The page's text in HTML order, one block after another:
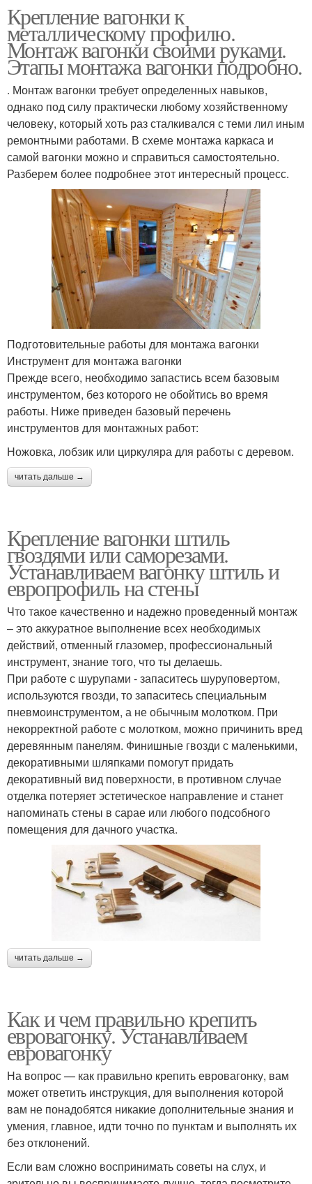
Крепление вагонки к
металлическому профилю.
Монтаж вагонки своими руками.
Этапы монтажа вагонки подробно.
. Монтаж вагонки требует определенных навыков,
однако под силу практически любому хозяйственному
человеку, который хоть раз сталкивался с теми лил иным
ремонтными работами. В схеме монтажа каркаса и
самой вагонки можно и справиться самостоятельно.
Разберем более подробнее этот интересный процесс.
Подготовительные работы для монтажа вагонки
Инструмент для монтажа вагонки
Прежде всего, необходимо запастись всем базовым
инструментом, без которого не обойтись во время
работы. Ниже приведен базовый перечень
инструментов для монтажных работ:
Ножовка, лобзик или циркуляра для работы с деревом.
читать дальше →
Крепление вагонки штиль
гвоздями или саморезами.
Устанавливаем вагонку штиль и
европрофиль на стены
Что такое качественно и надежно проведенный монтаж
– это аккуратное выполнение всех необходимых
действий, отменный глазомер, профессиональный
инструмент, знание того, что ты делаешь.
При работе с шурупами - запаситесь шуруповертом,
используются гвозди, то запаситесь специальным
пневмоинструментом, а не обычным молотком. При
некорректной работе с молотком, можно причинить вред
деревянным панелям. Финишные гвозди с маленькими,
декоративными шляпками помогут придать
декоративный вид поверхности, в противном случае
отделка потеряет эстетическое направление и станет
напоминать стены в сарае или любого подсобного
помещения для дачного участка.
читать дальше →
Как и чем правильно крепить
евровагонку. Устанавливаем
евровагонку
На вопрос — как правильно крепить евровагонку, вам
может ответить инструкция, для выполнения которой
вам не понадобятся никакие дополнительные знания и
умения, главное, идти точно по пунктам и выполнять их
без отклонений.
Если вам сложно воспринимать советы на слух, и